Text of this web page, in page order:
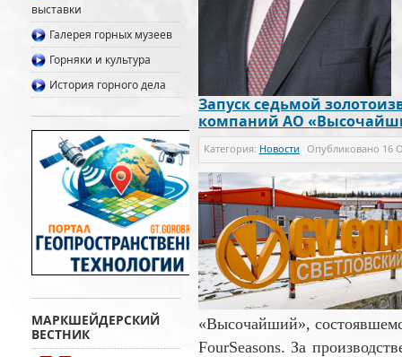
Запуск седьмой
компаний АО
Категория: Новости Опубликовано 16
«Высочайший»,
FourSeasons. За
выставки
Галерея горных музеев
Горняки и культура
История горного дела
МАРКШЕЙДЕРСКИЙ
ВЕСТНИК